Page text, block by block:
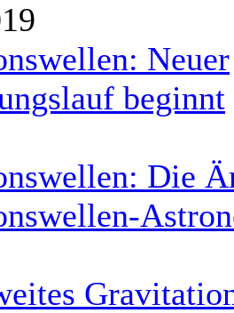
Neuer
beginnt
Die